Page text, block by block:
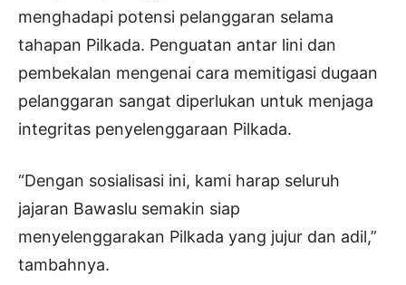
menghadapi potensi pelanggaran selama
tahapan Pilkada. Penguatan antar lini dan
pembekalan mengenai cara memitigasi dugaan
pelanggaran sangat diperlukan untuk menjaga
integritas penyelenggaraan Pilkada.
“Dengan sosialisasi ini, kami harap seluruh
jajaran Bawaslu semakin siap
menyelenggarakan Pilkada yang jujur dan adil,”
tambahnya.